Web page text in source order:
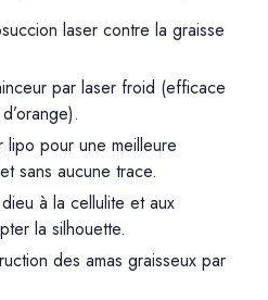
laser contre la graisse
par laser froid (efficace
lipo pour une meilleure
sans aucune trace.
à la cellulite et aux
la silhouette.
des amas graisseux par